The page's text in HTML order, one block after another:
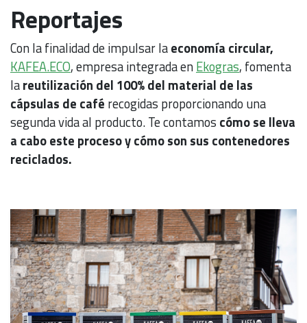
Reportajes
Con la finalidad de impulsar laeconomía circular,
KAFEA.ECO, empresa integrada enEkogras, fomenta
lareutilización del 100% del material de las
cápsulas de café recogidas proporcionando una
segunda vida al producto. Te contamos cómo se lleva
a cabo este proceso y cómo son sus contenedores
reciclados.